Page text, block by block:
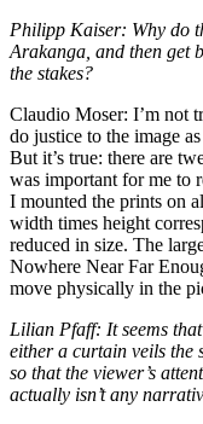
Philipp Kaiser: Why do
Arakanga, and then get
the stakes?
Claudio Moser: I’m not
do justice to the image
But it’s true: there are
was important for me to
I mounted the prints on
width times height
reduced in size. The
Nowhere Near Far
move physically in the
Lilian Pfaff: It seems
either a curtain veils the
so that the viewer’s
actually isn’t any